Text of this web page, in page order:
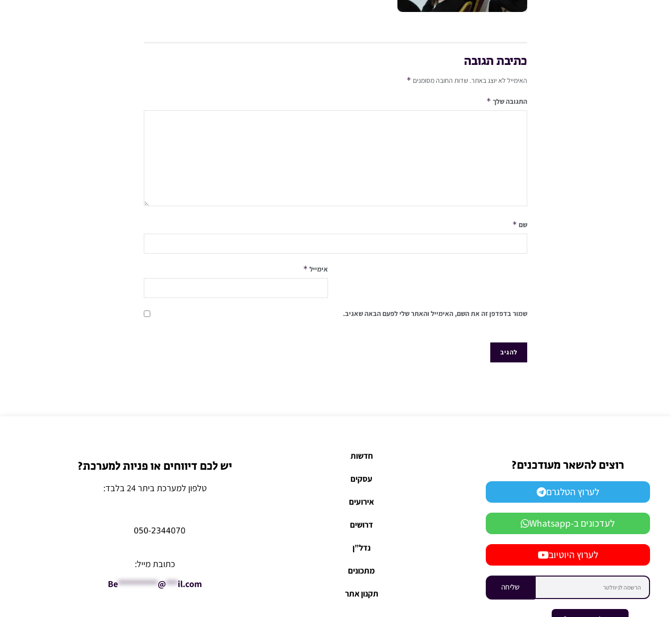
כתיבת תגובה
האימייל לא יוצג באתר. שדות החובה מסומנים *
התגובה שלך *
שם *
אימייל *
שמור בדפדפן זה את השם, האימייל והאתר שלי לפעם הבאה שאגיב.
רוצים להשאר מעודכנים?
לערוץ הטלגרם
לעדכונים ב-Whatsapp
לערוץ היוטיוב
שליחה
חדשות
עסקים
אירועים
דרושים
נדל”ן
מתכונים
תקנון אתר
יש לכם דיווחים או פניות למערכת?
טלפון למערכת ביתר 24 בלבד:
כתובת מייל:
Be**********@***il.com